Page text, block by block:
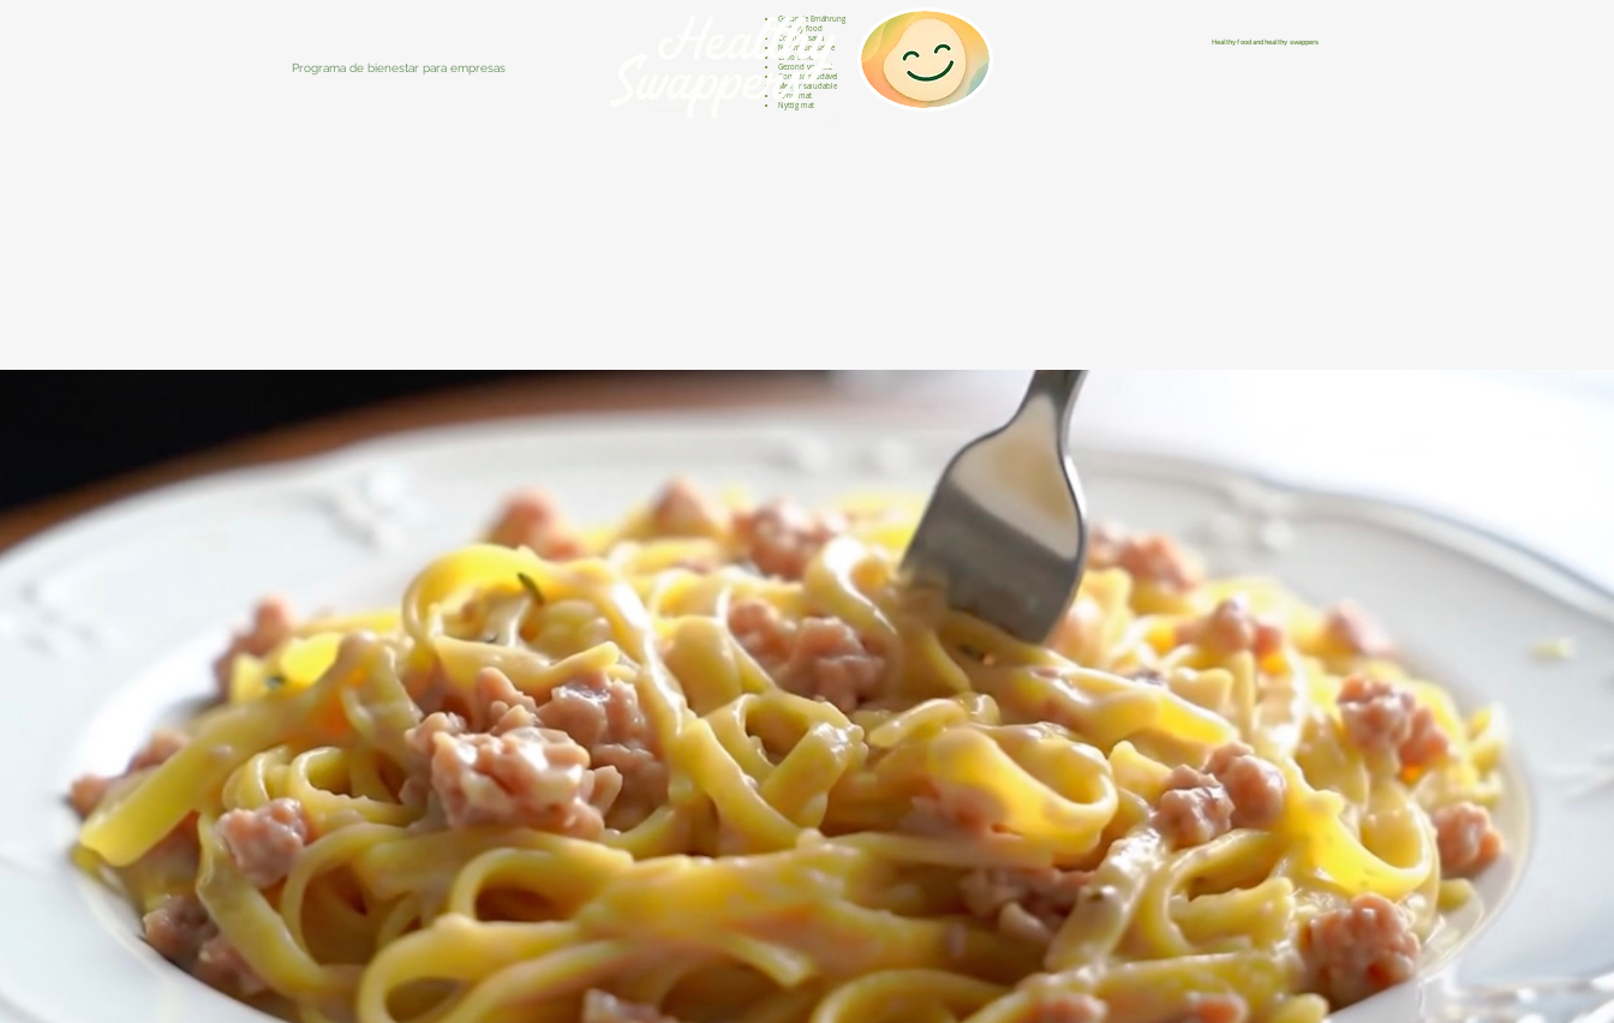
Programa de bienestar para empresas
Gesunde Ernährung
Healthy food
Comida sana
Nourriture saine
Cibo sano
Gezond voedsel
Comida saudável
Menjar saludable
Sunn mat
Nyttig mat
Healthy food and healthy swappers